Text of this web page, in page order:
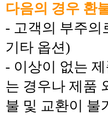
다음의 경우 환
- 고객의 부주의
기타 옵션)
- 이상이 없는
는 경우나 제품
불 및 교환이 불